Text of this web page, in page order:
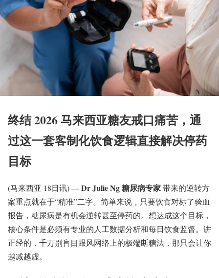
终结 2026 马来西亚糖友戒口痛苦，通
过这一套客制化饮食逻辑直接解决停药
目标
(马来西亚 18日讯) —Dr Julie Ng 糖尿病专家带来的逆转方
案重点就在于“精准”二字。简单来说，只要饮食对标了验血
报告，糖尿病是有机会逆转甚至停药的。想达成这个目标，
核心条件是必须有专业的人工数据分析和每日饮食监督。讲
正经的，千万别盲目跟风网络上的极端断糖法，那只会让你
越减越虚。